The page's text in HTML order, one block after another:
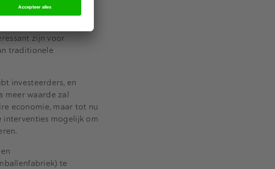
bieden, denk
kunnen worden.
zijn voor
traditionele
investeerders, en
meer waarde zal
economie, maar tot nu
interventies mogelijk om
te